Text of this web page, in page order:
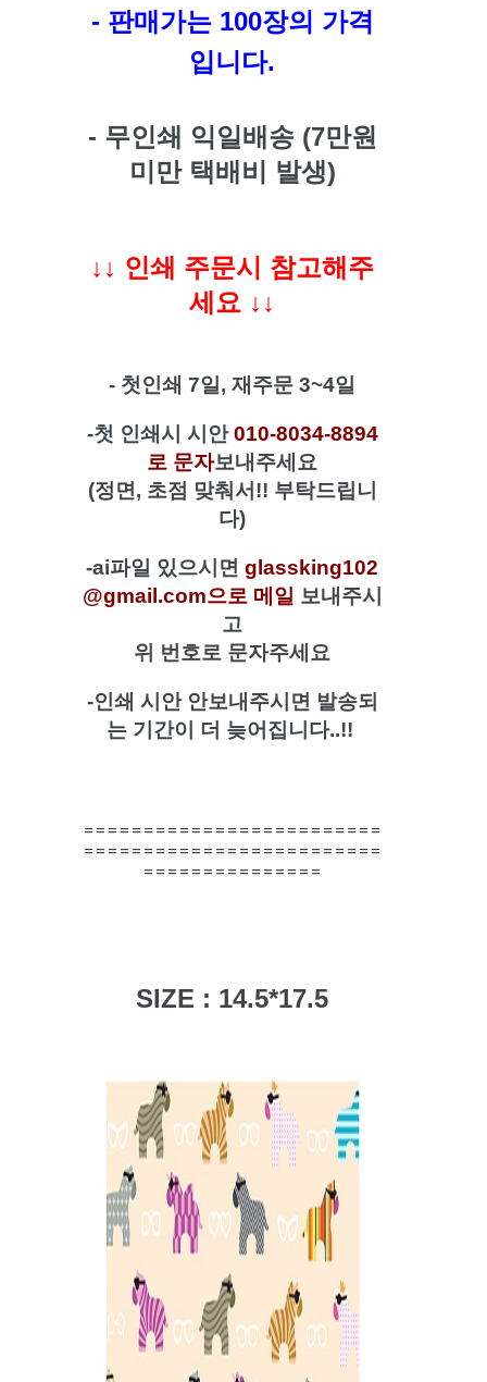
- 판매가는 100장의 가격
입니다.
- 무인쇄 익일배송 (7만원
미만 택배비 발생)
↓↓ 인쇄 주문시 참고해주
세요 ↓↓
- 첫인쇄 7일, 재주문 3~4일
-첫 인쇄시 시안010-8034-8894
로 문자보내주세요
(정면, 초점 맞춰서!! 부탁드립니
다)
-ai파일 있으시면 glassking102
@gmail.com으로 메일 보내주시
고
위 번호로 문자주세요
-인쇄 시안 안보내주시면 발송되
는 기간이 더 늦어집니다..!!
=========================
=========================
===============
SIZE : 14.5*17.5